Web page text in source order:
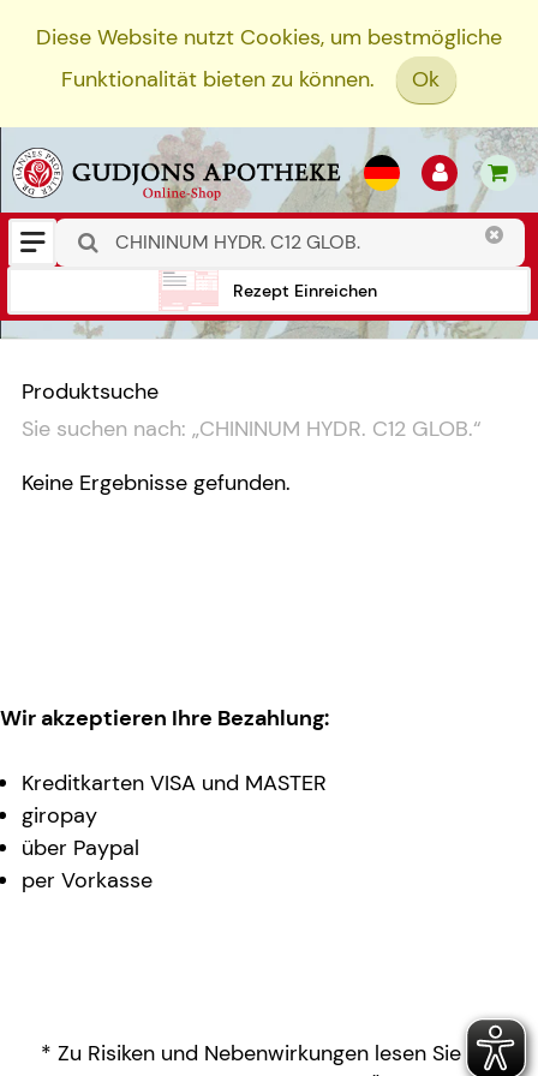
Diese Website nutzt Cookies, um bestmögliche
Funktionalität bieten zu können.
Ok
Rezept Einreichen
Produktsuche
Sie suchen nach: „CHININUM HYDR. C12 GLOB.“
Keine Ergebnisse gefunden.
Wir akzeptieren Ihre Bezahlung:
Kreditkarten VISA und MASTER
giropay
über Paypal
per Vorkasse
* Zu Risiken und Nebenwirkungen lesen Sie die